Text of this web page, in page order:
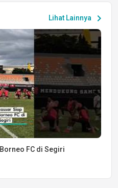
Lihat Lainnya chevron_right
FC di Segiri